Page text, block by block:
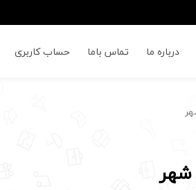
درباره ما تماس باما حساب کاربری
شهر